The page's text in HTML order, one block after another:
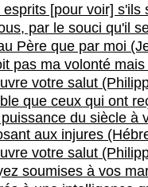
[pour voir] s'ils
par le souci qu'il
Père que par moi
pas ma volonté
votre salut
que ceux qui ont
du siècle à
aux injures
votre salut
soumises à vos